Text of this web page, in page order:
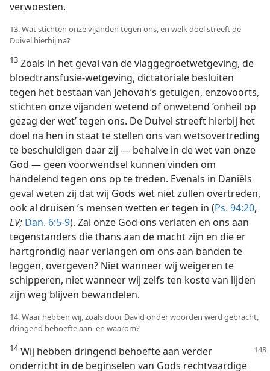
verwoesten.
13. Wat stichten onze vijanden tegen ons, en welk doel streeft de
Duivel hierbij na?
13 Zoals in het geval van de vlaggegroetwetgeving, de
bloedtransfusie-wetgeving, dictatoriale besluiten
tegen het bestaan van Jehovah’s getuigen, enzovoorts,
stichten onze vijanden wetend of onwetend ’onheil op
gezag der wet’ tegen ons. De Duivel streeft hierbij het
doel na hen in staat te stellen ons van wetsovertreding
te beschuldigen daar zij — behalve in de wet van onze
God — geen voorwendsel kunnen vinden om
handelend tegen ons op te treden. Evenals in Daniëls
geval weten zij dat wij Gods wet niet zullen overtreden,
ook al druisen ’s mensen wetten er tegen in (Ps. 94:20,
LV; Dan. 6:5-9). Zal onze God ons verlaten en ons aan
tegenstanders die thans aan de macht zijn en die er
hartgrondig naar verlangen om ons aan banden te
leggen, overgeven? Niet wanneer wij weigeren te
schipperen, niet wanneer wij zelfs ten koste van lijden
zijn weg blijven bewandelen.
14. Waar hebben wij, zoals door David onder woorden werd gebracht,
dringend behoefte aan, en waarom?
14Wij hebben dringend behoefte aan verder
onderricht in de beginselen van Gods rechtvaardige